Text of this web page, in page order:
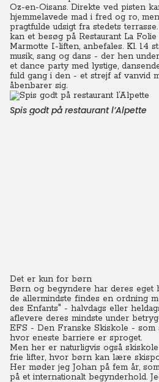
Oz-en-Oisans. Direkte ved pisten
hjemmelavede mad i fred og ro,
pragtfulde udsigt fra stedets
kan et besøg på Restaurant La
Marmotte I-liften, anbefales. Kl. 14
musik, sang og dans - der hen
et dance party med lystige,
fuld gang i den - et strejf af vanvid
åbenbarer sig.
Spis godt på restaurant l’Alpette
Det er kun for børn
Børn og begyndere har deres eget
de allermindste findes en ordning
des Enfants" - halvdags eller
aflevere deres mindste under
EFS - Den Franske Skiskole -
hvor eneste barriere er sproget.
Men her er naturligvis også
frie lifter, hvor børn kan lære
Her møder jeg Johan på fem år,
på et internationalt begynderhold.